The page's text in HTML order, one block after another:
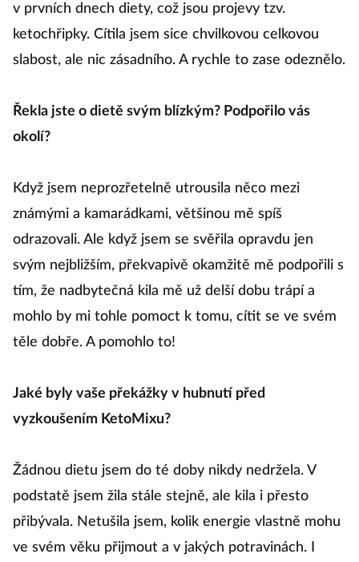
v prvních dnech diety, což jsou projevy tzv.
ketochřipky. Cítila jsem sice chvilkovou celkovou
slabost, ale nic zásadního. A rychle to zase odeznělo.
Řekla jste o dietě svým blízkým? Podpořilo vás
okolí?
Když jsem neprozřetelně utrousila něco mezi
známými a kamarádkami, většinou mě spíš
odrazovali. Ale když jsem se svěřila opravdu jen
svým nejbližším, překvapivě okamžitě mě podpořili s
tím, že nadbytečná kila mě už delší dobu trápí a
mohlo by mi tohle pomoct k tomu, cítit se ve svém
těle dobře. A pomohlo to!
Jaké byly vaše překážky v hubnutí před
vyzkoušením KetoMixu?
Žádnou dietu jsem do té doby nikdy nedržela. V
podstatě jsem žila stále stejně, ale kila i přesto
přibývala. Netušila jsem, kolik energie vlastně mohu
ve svém věku přijmout a v jakých potravinách. I